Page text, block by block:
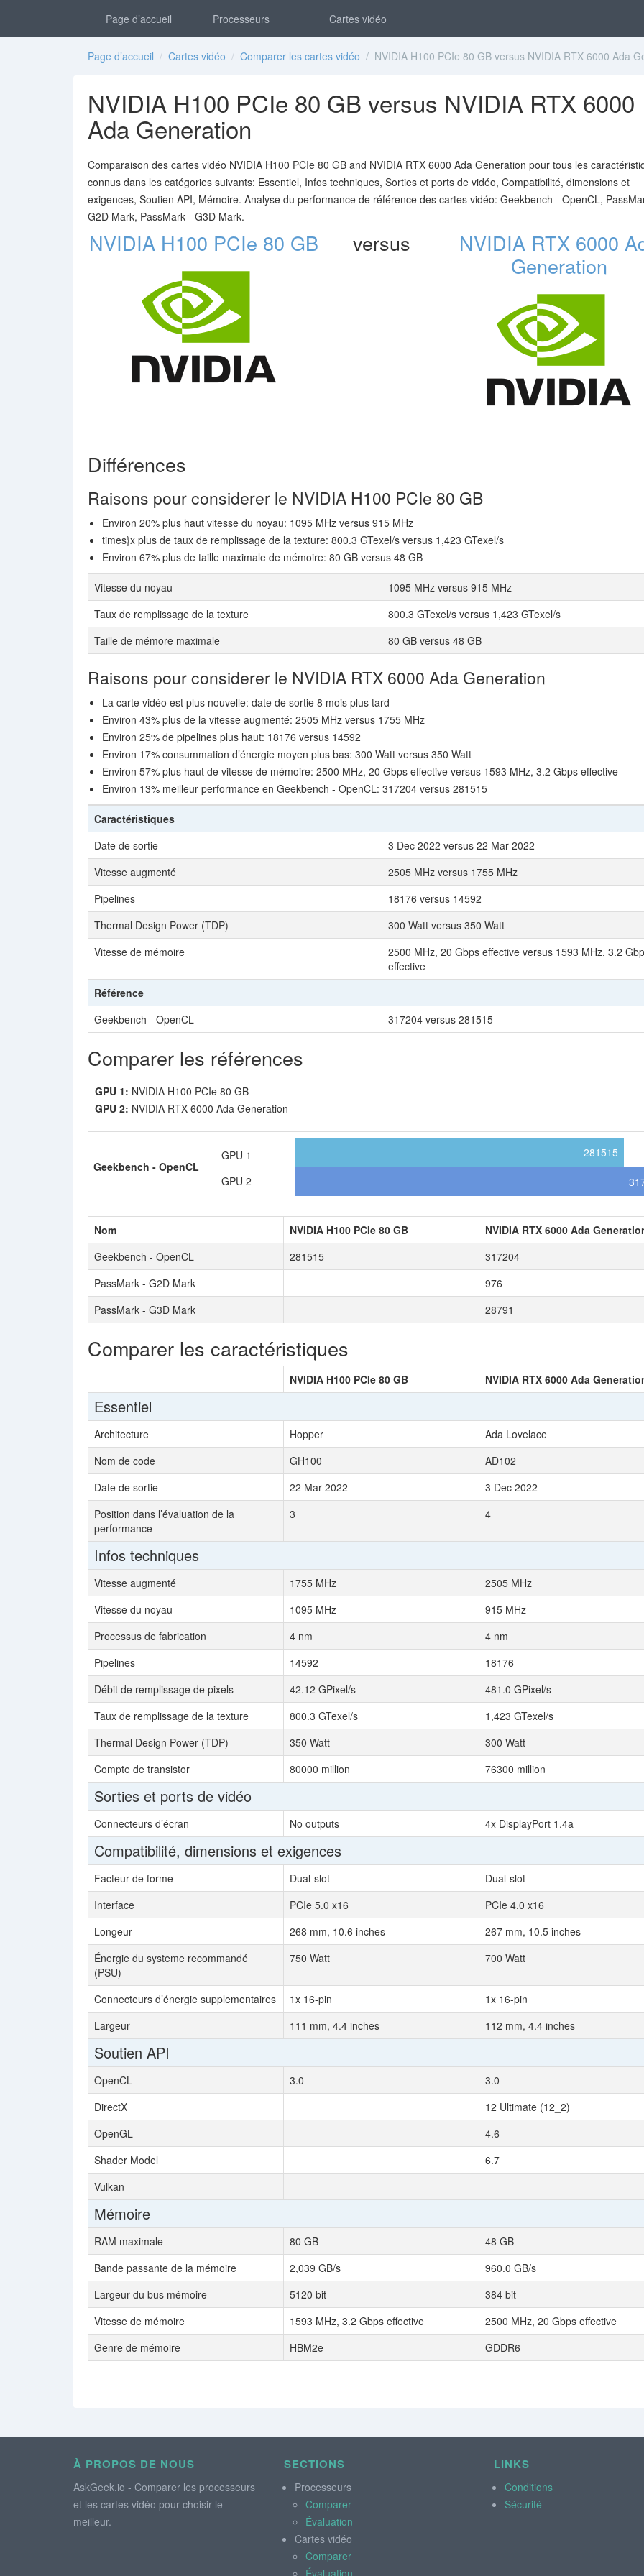
Page d’accueil Processeurs Cartes vidéo
Page d’accueil / Cartes vidéo / Comparer les cartes vidéo / NVIDIA H100 PCIe 80 GB versus NVIDIA RTX 6000 Ada
NVIDIA H100 PCIe 80 GB versus NVIDIA RTX 6000
Ada Generation
Comparaison des cartes vidéo NVIDIA H100 PCIe 80 GB and NVIDIA RTX 6000 Ada Generation pour tous les
connus dans les catégories suivants: Essentiel, Infos techniques, Sorties et ports de vidéo, Compatibilité, dimensions et
exigences, Soutien API, Mémoire. Analyse du performance de référence des cartes vidéo: Geekbench - OpenCL,
G2D Mark, PassMark - G3D Mark.
NVIDIA H100 PCIe 80 GB versus
NVIDIA RTX 6000
Generation
Différences
Raisons pour considerer le NVIDIA H100 PCIe 80 GB
Environ 20% plus haut vitesse du noyau: 1095 MHz versus 915 MHz
times}x plus de taux de remplissage de la texture: 800.3 GTexel/s versus 1,423 GTexel/s
Environ 67% plus de taille maximale de mémoire: 80 GB versus 48 GB
Vitesse du noyau
1095 MHz versus 915 MHz
Taux de remplissage de la texture
800.3 GTexel/s versus 1,423 GTexel/s
Taille de mémore maximale
80 GB versus 48 GB
Raisons pour considerer le NVIDIA RTX 6000 Ada Generation
La carte vidéo est plus nouvelle: date de sortie 8 mois plus tard
Environ 43% plus de la vitesse augmenté: 2505 MHz versus 1755 MHz
Environ 25% de pipelines plus haut: 18176 versus 14592
Environ 17% consummation d’énergie moyen plus bas: 300 Watt versus 350 Watt
Environ 57% plus haut de vitesse de mémoire: 2500 MHz, 20 Gbps effective versus 1593 MHz, 3.2 Gbps effective
Environ 13% meilleur performance en Geekbench - OpenCL: 317204 versus 281515
Caractéristiques
Date de sortie
3 Dec 2022 versus 22 Mar 2022
Vitesse augmenté
2505 MHz versus 1755 MHz
Pipelines
18176 versus 14592
Thermal Design Power (TDP)
300 Watt versus 350 Watt
Vitesse de mémoire
2500 MHz, 20 Gbps effective versus 1593 MHz, 3.2
effective
Référence
Geekbench - OpenCL
317204 versus 281515
Comparer les références
GPU 1: NVIDIA H100 PCIe 80 GB
GPU 2: NVIDIA RTX 6000 Ada Generation
Geekbench - OpenCL
GPU 1
GPU 2
281515
Nom NVIDIA H100 PCIe 80 GB
NVIDIA RTX 6000 Ada
Geekbench - OpenCL
281515
317204
PassMark - G2D Mark
976
PassMark - G3D Mark
28791
Comparer les caractéristiques
NVIDIA H100 PCIe 80 GB NVIDIA RTX 6000 Ada
Essentiel
Architecture Hopper
Ada Lovelace
Nom de code
GH100
AD102
Date de sortie
22 Mar 2022
3 Dec 2022
Position dans l’évaluation de la
performance
3 4
Infos techniques
Vitesse augmenté 1755 MHz
2505 MHz
Vitesse du noyau
1095 MHz
915 MHz
Processus de fabrication
4 nm
4 nm
Pipelines
14592
18176
Débit de remplissage de pixels
42.12 GPixel/s
481.0 GPixel/s
Taux de remplissage de la texture
800.3 GTexel/s
1,423 GTexel/s
Thermal Design Power (TDP)
350 Watt
300 Watt
Compte de transistor
80000 million 76300 million
Sorties et ports de vidéo
Connecteurs d’écran No outputs 4x DisplayPort 1.4a
Compatibilité, dimensions et exigences
Facteur de forme Dual-slot
Dual-slot
Interface
PCIe 5.0 x16
PCIe 4.0 x16
Longeur
268 mm, 10.6 inches
267 mm, 10.5 inches
Énergie du systeme recommandé
(PSU)
750 Watt 700 Watt
Connecteurs d’énergie supplementaires 1x 16-pin
1x 16-pin
Largeur
111 mm, 4.4 inches 112 mm, 4.4 inches
Soutien API
OpenCL 3.0
3.0
DirectX
12 Ultimate (12_2)
OpenGL
4.6
Shader Model
6.7
Vulkan
Mémoire
RAM maximale 80 GB
48 GB
Bande passante de la mémoire
2,039 GB/s
960.0 GB/s
Largeur du bus mémoire
5120 bit
384 bit
Vitesse de mémoire
1593 MHz, 3.2 Gbps effective
2500 MHz, 20 Gbps effective
Genre de mémoire
HBM2e GDDR6
À PROPOS DE NOUS
AskGeek.io - Comparer les processeurs
et les cartes vidéo pour choisir le
meilleur.
SECTIONS
Processeurs
Comparer
Évaluation
Cartes vidéo
Comparer
Évaluation
LINKS
Conditions
Sécurité